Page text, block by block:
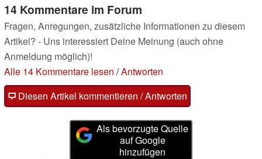
14 Kommentare im Forum
Fragen, Anregungen, zusätzliche Informationen zu diesem
Artikel? - Uns interessiert Deine Meinung (auch ohne
Anmeldung möglich)!
Alle 14 Kommentare lesen /Antworten
Diesen Artikel kommentieren / Antworten
Als bevorzugte Quelle
auf Google
hinzufügen